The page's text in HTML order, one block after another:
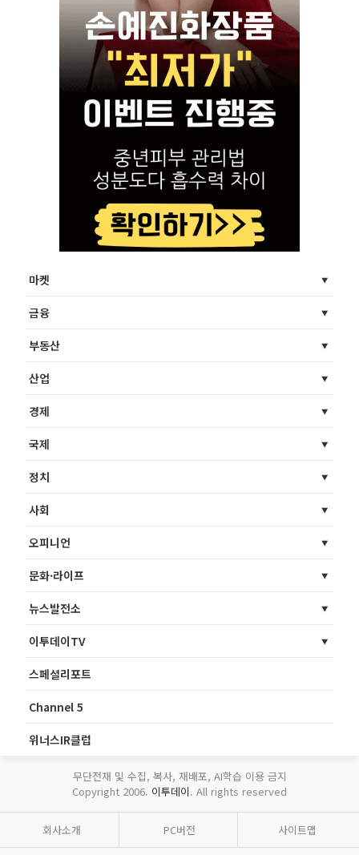
마켓
금융
부동산
산업
경제
국제
정치
사회
오피니언
문화·라이프
뉴스발전소
이투데이TV
스페셜리포트
Channel 5
위너스IR클럽
무단전재 및 수집, 복사, 재배포, AI학습 이용 금지
Copyright 2006. 이투데이. All rights reserved
회사소개 PC버전 사이트맵